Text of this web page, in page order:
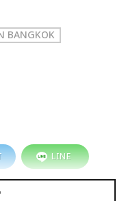
BANGKOK
LINE